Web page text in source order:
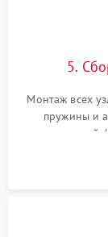
5.
Монтаж всех
пружины и
надежной
герметиком